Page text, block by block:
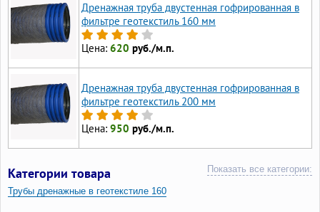
Дренажная труба двустенная гофрированная в
фильтре геотекстиль 160 мм
Цена: 620 руб./м.п.
Дренажная труба двустенная гофрированная в
фильтре геотекстиль 200 мм
Цена: 950 руб./м.п.
Категории товара Показать все категории:
Трубы дренажные в геотекстиле 160